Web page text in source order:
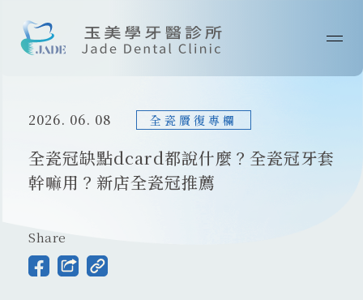
首頁
關於我們
最新消息
2026. 06. 08 全瓷贗復專欄
全瓷冠缺點dcard都說什麼？全瓷冠牙套
幹嘛用？新店全瓷冠推薦
Share